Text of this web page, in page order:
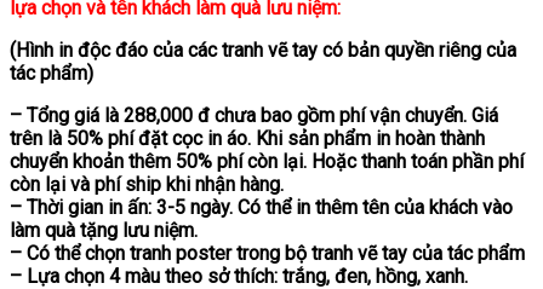
lựa chọn và tên khách làm quà lưu niệm:
(Hình in độc đáo của các tranh vẽ tay có bản quyền riêng của
tác phẩm)
– Tổng giá là 288,000 đ chưa bao gồm phí vận chuyển. Giá
trên là 50% phí đặt cọc in áo. Khi sản phẩm in hoàn thành
chuyển khoản thêm 50% phí còn lại. Hoặc thanh toán phần phí
còn lại và phí ship khi nhận hàng.
– Thời gian in ấn: 3-5 ngày. Có thể in thêm tên của khách vào
làm quà tặng lưu niệm.
– Có thể chọn tranh poster trong bộ tranh vẽ tay của tác phẩm
– Lựa chọn 4 màu theo sở thích: trắng, đen, hồng, xanh.